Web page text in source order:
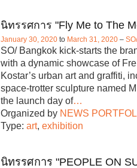
นิทรรศการ "Fly Me to The
January 30, 2020 to March 31, 2020 –
SO/ Bangkok kick-starts the
with a dynamic showcase of
Kostar’s urban art and graffiti,
space-trotter sculpture named
the launch day of…
Organized by NEWS
Type: art, exhibition
นิทรรศการ "PEOPLE ON